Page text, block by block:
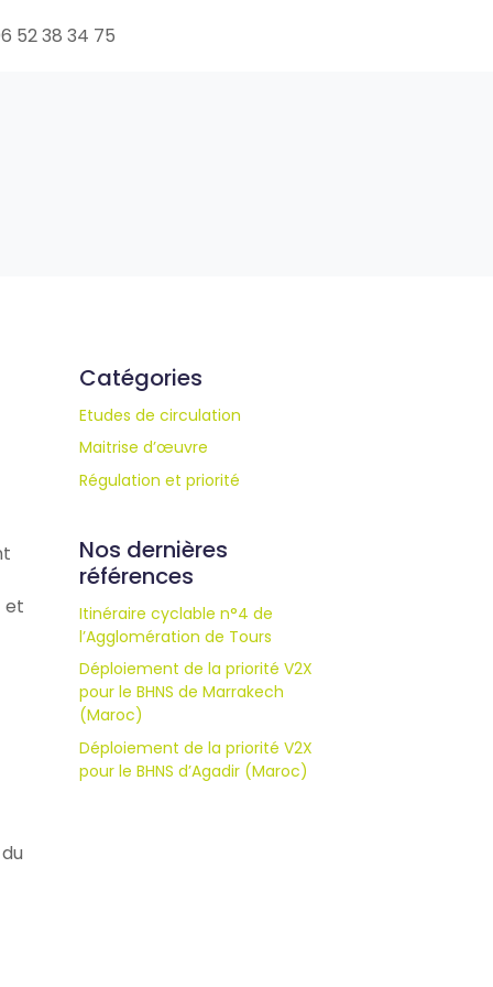
52 38 34 75
et
Catégories
Etudes de circulation
Maitrise d’œuvre
Régulation et priorité
Nos dernières
références
Itinéraire cyclable n°4 de
l’Agglomération de Tours
Déploiement de la priorité V2X
pour le BHNS de Marrakech
(Maroc)
Déploiement de la priorité V2X
pour le BHNS d’Agadir (Maroc)